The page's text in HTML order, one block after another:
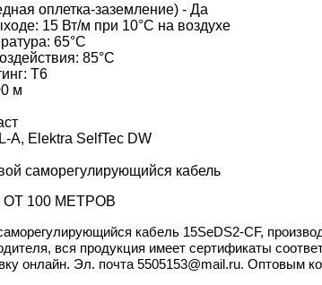
оплетка-заземление) - Да
15 Вт/м при 10°С на воздухе
65°C
85°C
T6
м
А, Elektra SelfTec DW
саморегулирующийся кабель
100 МЕТРОВ
кабель 15SeDS2-CF,
вся продукция имеет сертификаты
онлайн. Эл. почта 5505153@mail.ru. Оптовым